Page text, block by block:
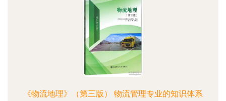
《物流地理》（第三版） 物流管理专业的知识体系